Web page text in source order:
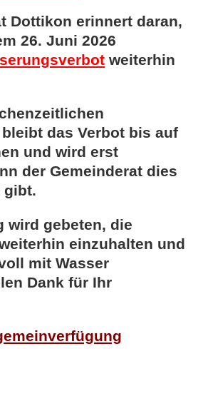
Dottikon erinnert daran,
26. Juni 2026
weiterhin
das Verbot bis auf
und wird erst
der Gemeinderat dies
gibt.
wird gebeten, die
einzuhalten und
mit Wasser
Dank für Ihr